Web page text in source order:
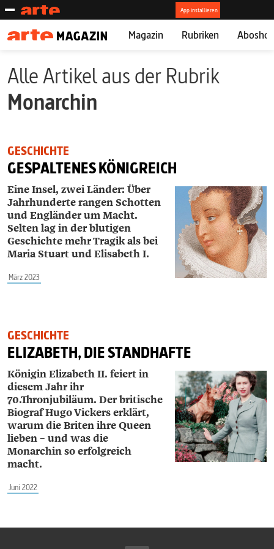
Magazin Rubriken
Alle Artikel aus der Rubrik
Monarchin
GESCHICHTE
GESPALTENES KÖNIGREICH
Eine Insel, zwei Länder: Über
Jahrhunderte rangen Schotten
und Engländer um Macht.
Selten lag in der blutigen
Geschichte mehr Tragik als bei
Maria Stuart und Elisabeth I.
März 2023
GESCHICHTE
ELIZABETH, DIE STANDHAFTE
Königin Elizabeth II. feiert in
diesem Jahr ihr
70.Thronjubiläum. Der britische
Biograf ­Hugo ­Vickers erklärt,
warum die Briten ihre Queen
lieben – und was die
Monarchin so erfolgreich
macht.
Juni 2022